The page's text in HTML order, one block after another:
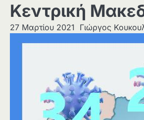
Κεντρική
27 Μαρτίου 2021 Γιώργος